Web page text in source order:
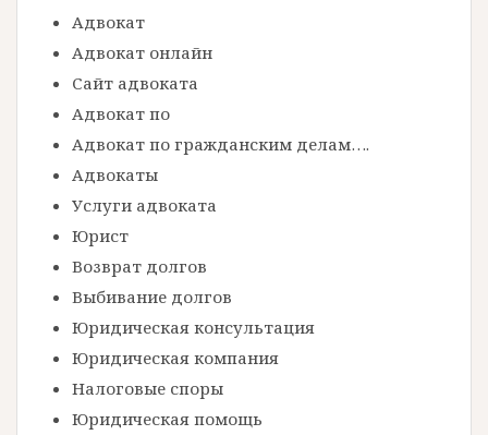
Адвокат
Адвокат онлайн
Сайт адвоката
Адвокат по
Адвокат по гражданским делам….
Адвокаты
Услуги адвоката
Юрист
Возврат долгов
Выбивание долгов
Юридическая консультация
Юридическая компания
Налоговые споры
Юридическая помощь